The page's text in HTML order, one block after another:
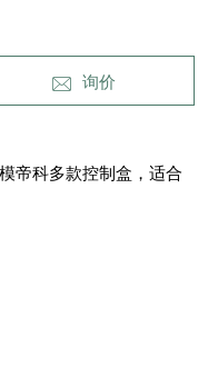
询价
帝科多款控制盒，适合